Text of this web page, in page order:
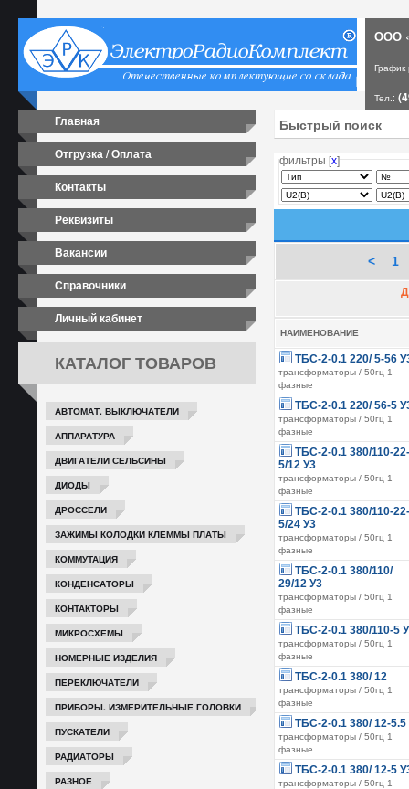
ООО
Тел.:
Главная
Отгрузка / Оплата
Контакты
Реквизиты
Вакансии
Справочники
Личный кабинет
КАТАЛОГ ТОВАРОВ
АВТОМАТ. ВЫКЛЮЧАТЕЛИ
АППАРАТУРА
ДВИГАТЕЛИ СЕЛЬСИНЫ
ДИОДЫ
ДРОССЕЛИ
ЗАЖИМЫ КОЛОДКИ КЛЕММЫ ПЛАТЫ
КОММУТАЦИЯ
КОНДЕНСАТОРЫ
КОНТАКТОРЫ
МИКРОСХЕМЫ
НОМЕРНЫЕ ИЗДЕЛИЯ
ПЕРЕКЛЮЧАТЕЛИ
ПРИБОРЫ. ИЗМЕРИТЕЛЬНЫЕ ГОЛОВКИ
ПУСКАТЕЛИ
РАДИАТОРЫ
РАЗНОЕ
фильтры [х]
< 1
НАИМЕНОВАНИЕ
ТБС-2-0.1 220/ 5-56
трансформаторы / 50гц 1
фазные
ТБС-2-0.1 220/ 56-5
трансформаторы / 50гц 1
фазные
ТБС-2-0.1 380/110-22-
5/12 У3
трансформаторы / 50гц 1
фазные
ТБС-2-0.1 380/110-22-
5/24 У3
трансформаторы / 50гц 1
фазные
ТБС-2-0.1 380/110/
29/12 У3
трансформаторы / 50гц 1
фазные
ТБС-2-0.1 380/110-5
трансформаторы / 50гц 1
фазные
ТБС-2-0.1 380/ 12
трансформаторы / 50гц 1
фазные
ТБС-2-0.1 380/ 12-5.5
трансформаторы / 50гц 1
фазные
ТБС-2-0.1 380/ 12-5
трансформаторы / 50гц 1